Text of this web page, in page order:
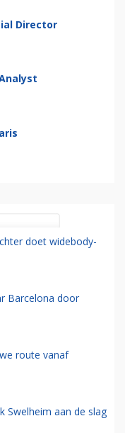
Director
doet widebody-
Barcelona door
route vanaf
Swelheim aan de slag